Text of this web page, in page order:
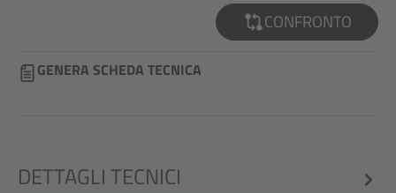
CONFRONTO
GENERA SCHEDA TECNICA
DETTAGLI TECNICI